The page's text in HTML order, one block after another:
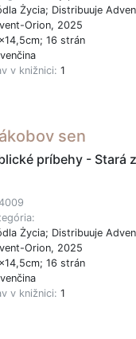
Życia; Distribuuje
Orion, 2025
16 strán
v knižnici: 1
sen
príbehy - Stará
Życia; Distribuuje
Orion, 2025
16 strán
v knižnici: 1